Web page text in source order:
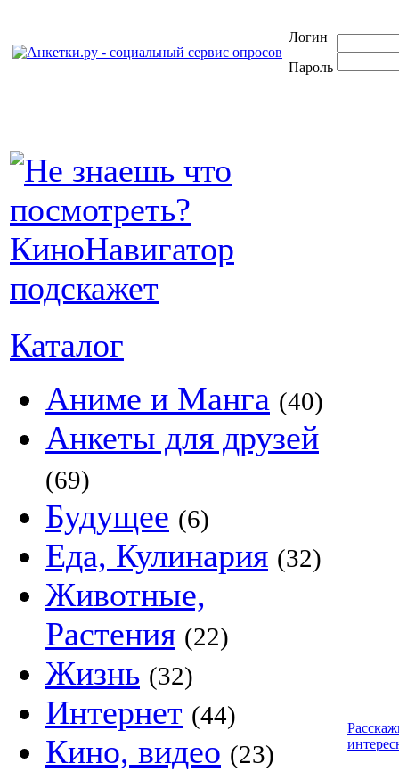
Логин
Пароль
Каталог
Аниме и Манга (40)
Анкеты для друзей
(69)
Будущее (6)
Еда, Кулинария (32)
Животные,
Растения (22)
Жизнь (32)
Интернет (44)
Кино, видео (23)